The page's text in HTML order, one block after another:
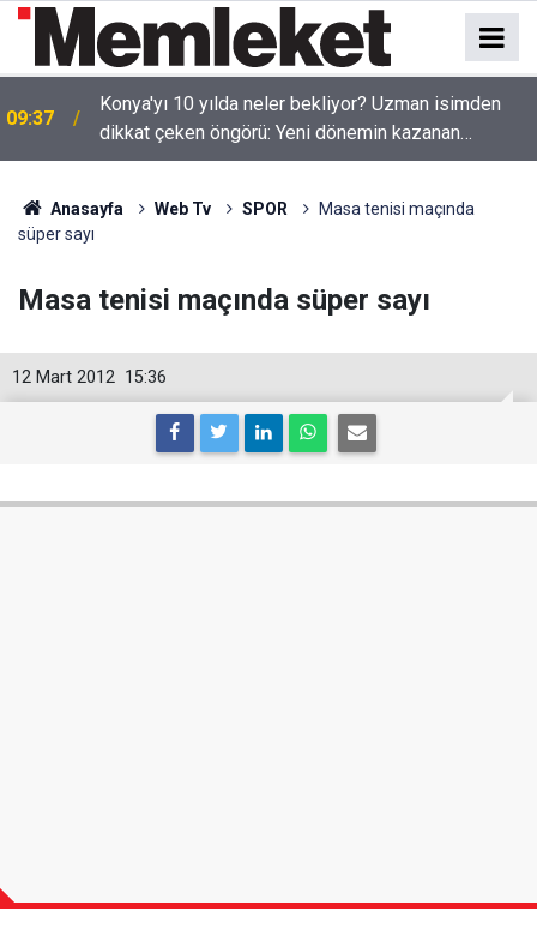
09:37
Konya'yı 10 yılda neler bekliyor? Uzman isimden
dikkat çeken öngörü: Yeni dönemin kazanan
şehirlerinden biri olabilir
Anasayfa Web Tv SPOR
Masa tenisi maçında
süper sayı
Masa tenisi maçında süper sayı
15:36
12 Mart 2012